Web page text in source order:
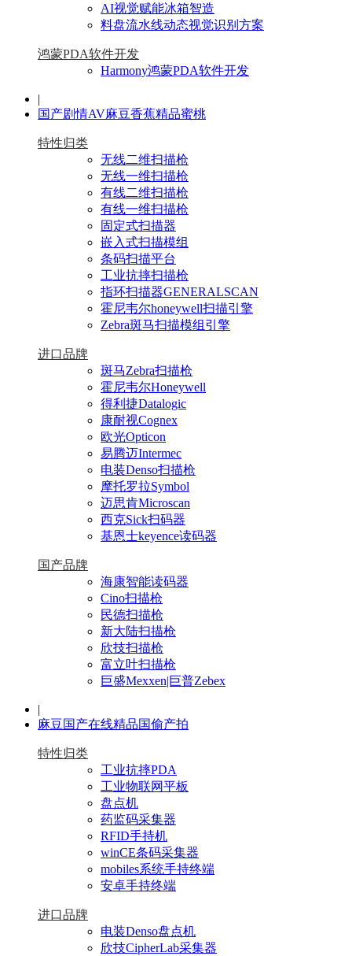
AI视觉赋能冰箱智造
料盘流水线动态视觉识别方案
鸿蒙PDA软件开发
Harmony鸿蒙PDA软件开发
|
国产剧情AV麻豆香蕉精品蜜桃
特性归类
无线二维扫描枪
无线一维扫描枪
有线二维扫描枪
有线一维扫描枪
固定式扫描器
嵌入式扫描模组
条码扫描平台
工业抗摔扫描枪
指环扫描器GENERALSCAN
霍尼韦尔honeywell扫描引擎
Zebra斑马扫描模组引擎
进口品牌
斑马Zebra扫描枪
霍尼韦尔Honeywell
得利捷Datalogic
康耐视Cognex
欧光Opticon
易腾迈Intermec
电装Denso扫描枪
摩托罗拉Symbol
迈思肯Microscan
西克Sick扫码器
基恩士keyence读码器
国产品牌
海康智能读码器
Cino扫描枪
民德扫描枪
新大陆扫描枪
欣技扫描枪
富立叶扫描枪
巨盛Mexxen|巨普Zebex
|
麻豆国产在线精品国偷产拍
特性归类
工业抗摔PDA
工业物联网平板
盘点机
药监码采集器
RFID手持机
winCE条码采集器
mobiles系统手持终端
安卓手持终端
进口品牌
电装Denso盘点机
欣技CipherLab采集器